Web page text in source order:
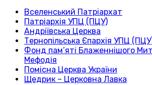
Вселенський Патріархат
Патріархія УПЦ (ПЦУ)
Андріївська Церква
Тернопільська Єпархія УПЦ
Фонд пам’яті Блаженнішого
Мефодія
Помісна Церква України
Щедрик – Церковна Лавка